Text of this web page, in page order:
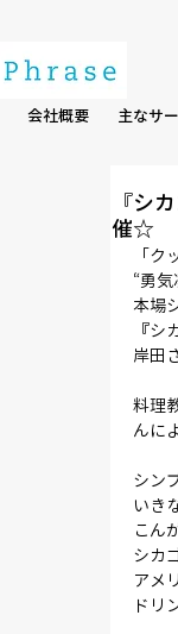
会社概要 主なサ
『シ
催☆
「
“勇
本場
『
岸田
料理
んに
シン
いき
こん
シカ
アメ
ドリ